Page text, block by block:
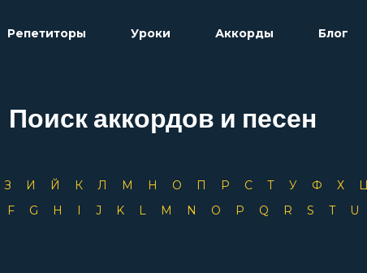
Репетиторы Уроки Аккорды Блог
Поиск аккордов и песен
З И Й К Л М Н О П Р С Т У Ф Х
F G H I J K L M N O P Q R S T U